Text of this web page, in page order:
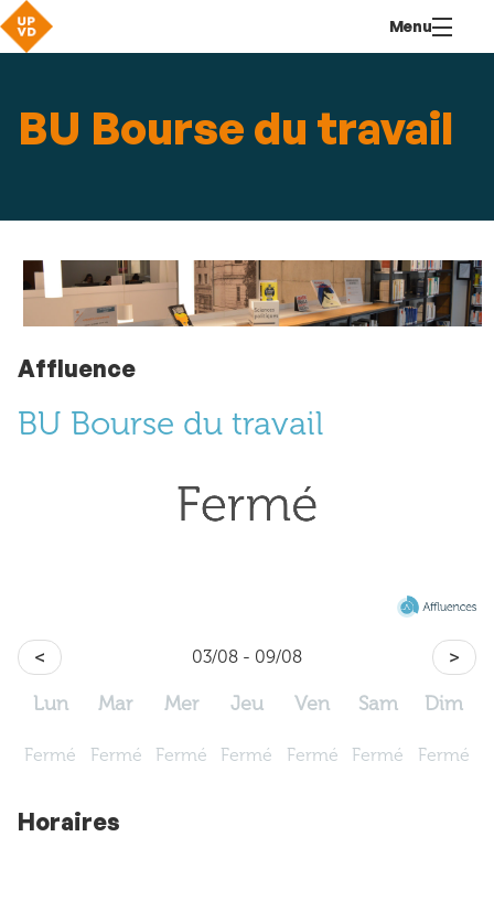
contenu
Menu
BU Bourse du travail
Affluence
BU Bourse du travail
>
< 03/08 - 09/08
Lun
Fermé
Mar
Fermé
Mer
Fermé
Jeu
Fermé
Ven
Fermé
Sam
Fermé
Dim
Fermé
Horaires